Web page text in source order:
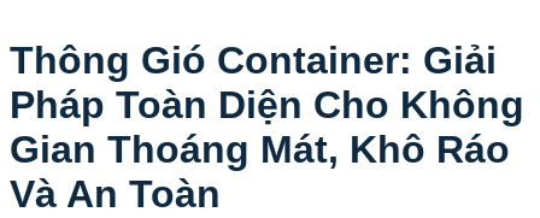
Thông Gió Container: Giải
Pháp Toàn Diện Cho Không
Gian Thoáng Mát, Khô Ráo
Và An Toàn